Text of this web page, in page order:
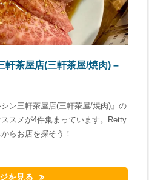
軒茶屋店(三軒茶屋/焼肉) –
ン三軒茶屋店(三軒茶屋/焼肉)』の
スメが4件集まっています。Retty
らお店を探そう！…
を見る